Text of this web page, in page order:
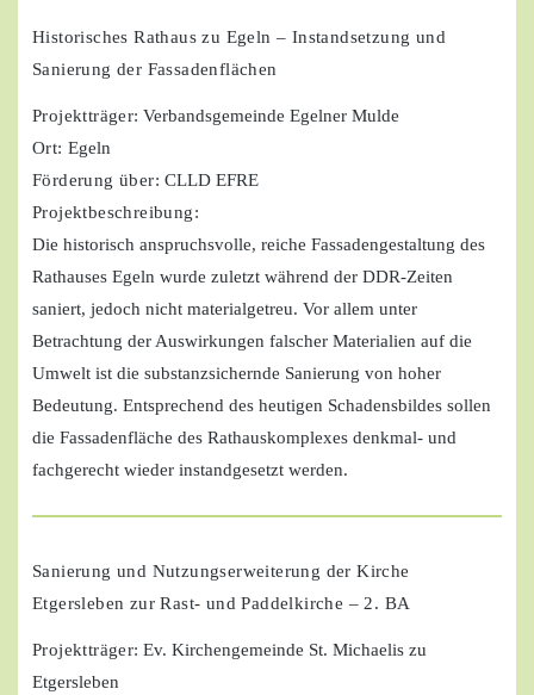
Historisches Rathaus zu Egeln – Instandsetzung und
Sanierung der Fassadenflächen
Projektträger: Verbandsgemeinde Egelner Mulde
Ort: Egeln
Förderung über: CLLD EFRE
Projektbeschreibung:
Die historisch anspruchsvolle, reiche Fassadengestaltung des
Rathauses Egeln wurde zuletzt während der DDR-Zeiten
saniert, jedoch nicht materialgetreu. Vor allem unter
Betrachtung der Auswirkungen falscher Materialien auf die
Umwelt ist die substanzsichernde Sanierung von hoher
Bedeutung. Entsprechend des heutigen Schadensbildes sollen
die Fassadenfläche des Rathauskomplexes denkmal- und
fachgerecht wieder instandgesetzt werden.
Sanierung und Nutzungserweiterung der Kirche
Etgersleben zur Rast- und Paddelkirche – 2. BA
Projektträger: Ev. Kirchengemeinde St. Michaelis zu
Etgersleben